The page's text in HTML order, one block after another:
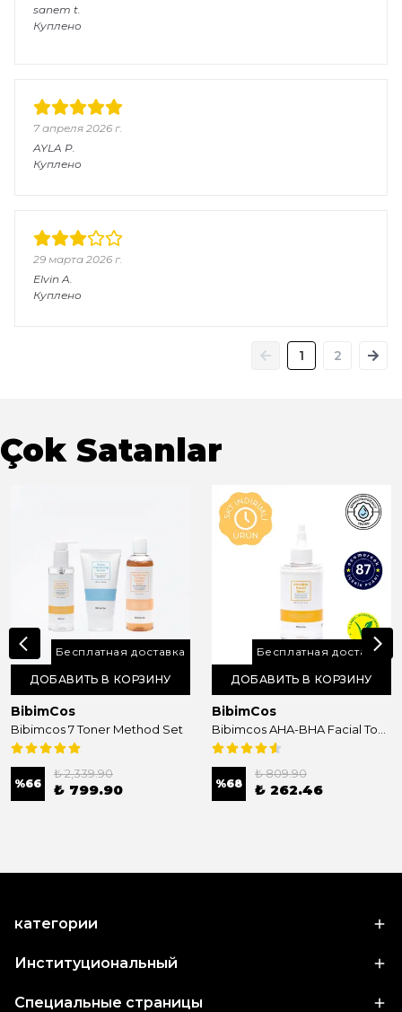
sanem t.
Куплено
7 апреля 2026 г.
AYLA P.
Куплено
29 марта 2026 г.
Elvin A.
Куплено
1 2
Çok Satanlar
Бесплатная доставка
ДОБАВИТЬ В КОРЗИНУ
BibimCos
Bibimcos 7 Toner Method Set
%66
₺ 2,339.90
₺ 799.90
Бесплатная доставка
ДОБАВИТЬ В КОРЗИНУ
BibimCos
%68
₺ 809.90
₺ 262.46
категории
Институциональный
Специальные страницы